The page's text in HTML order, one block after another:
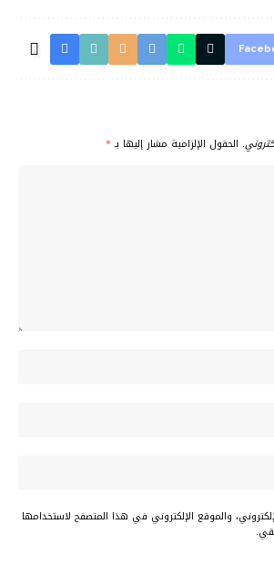
الحقول الإلزامية مشار إليها بـ *
والموقع الإلكتروني في هذا المتصفح لاستخدامها